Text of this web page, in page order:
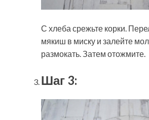
С хлеба срежьте корки.
мякиш в миску и залейте
размокать. Затем отожмите.
Шаг 3: